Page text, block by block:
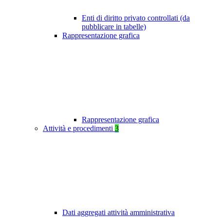
Enti di diritto privato controllati (da
pubblicare in tabelle)
Rappresentazione grafica
Rappresentazione grafica
Attività e procedimenti 3
Dati aggregati attività amministrativa